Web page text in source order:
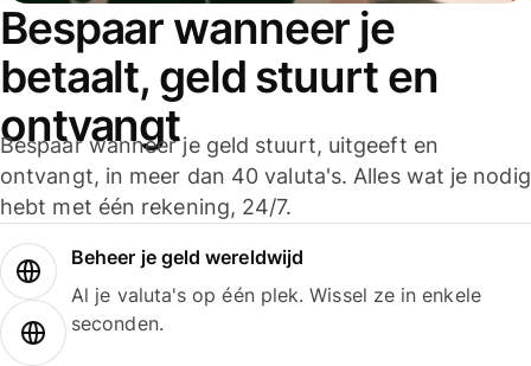
Bespaar wanneer je
betaalt, geld stuurt en
ontvangt
Bespaar wanneer je geld stuurt, uitgeeft en
ontvangt, in meer dan 40 valuta's. Alles wat je nodig
hebt met één rekening, 24/7.
Beheer je geld wereldwijd
Al je valuta's op één plek. Wissel ze in enkele
seconden.